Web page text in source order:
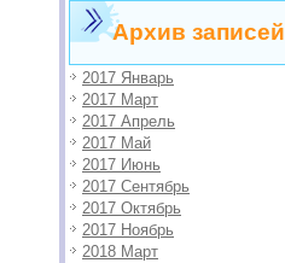
Архив записей
2017 Январь
2017 Март
2017 Апрель
2017 Май
2017 Июнь
2017 Сентябрь
2017 Октябрь
2017 Ноябрь
2018 Март